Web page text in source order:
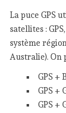
La puce GPS
satellites :
système
Australie). On
GPS +
GPS +
GPS +